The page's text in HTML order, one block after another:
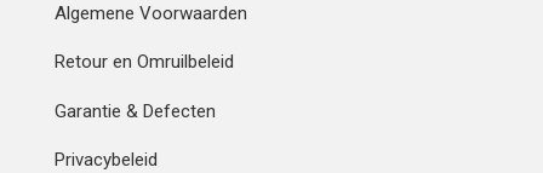
Algemene Voorwaarden
Retour en Omruilbeleid
Garantie & Defecten
Privacybeleid